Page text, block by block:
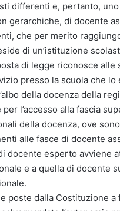
differenti e, pertanto,
gerarchiche, di docente
che per merito
di un’istituzione
di legge riconosce alle
presso la scuola che
della docenza della
l’accesso alla fascia
della docenza, ove
alle fasce di docente
docente esperto
e a quella di docente
dalla Costituzione a